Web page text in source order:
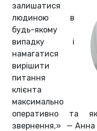
залишатися
людиною в
будь-якому
випадку і
намагатися
вирішити
питання
клієнта
максимально
оперативно та
звернення,» — Анна